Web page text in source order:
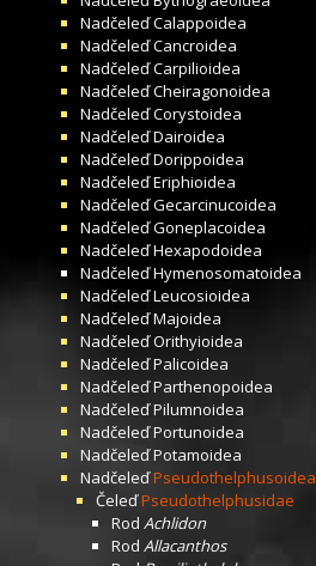
NadčeleďCalappoidea
NadčeleďCancroidea
NadčeleďCarpilioidea
NadčeleďCheiragonoidea
NadčeleďCorystoidea
NadčeleďDairoidea
NadčeleďDorippoidea
NadčeleďEriphioidea
NadčeleďGecarcinucoidea
NadčeleďGoneplacoidea
NadčeleďHexapodoidea
NadčeleďHymenosomatoidea
NadčeleďLeucosioidea
NadčeleďMajoidea
NadčeleďOrithyioidea
NadčeleďPalicoidea
NadčeleďParthenopoidea
NadčeleďPilumnoidea
NadčeleďPortunoidea
NadčeleďPotamoidea
NadčeleďPseudothelphusoidea
ČeleďPseudothelphusidae
Rod Achlidon
Rod Allacanthos